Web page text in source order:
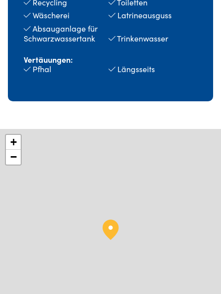
Recycling
Toiletten
Wäscherei
Latrineausguss
Absauganlage für
Schwarzwassertank
Trinkenwasser
Vertäuungen
Pfhal Längsseits
+
−